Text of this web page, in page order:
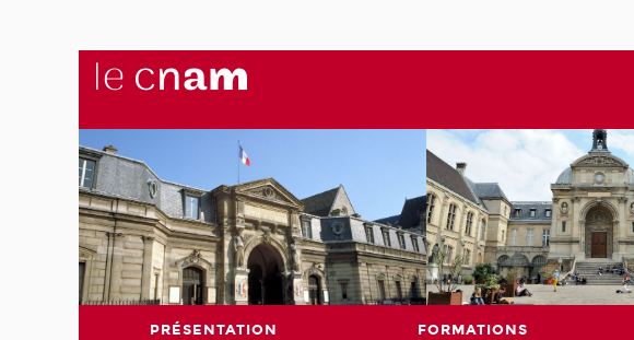
PRÉSENTATION FORMATIONS